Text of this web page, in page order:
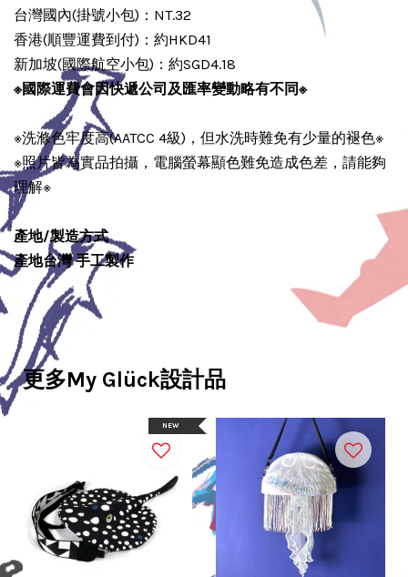
台灣國內(掛號小包)：NT.32
香港(順豐運費到付)：約HKD41
新加坡(國際航空小包)：約SGD4.18
※國際運費會因快遞公司及匯率變動略有不同※
※洗滌色牢度高(AATCC 4級)，但水洗時難免有少量的褪色※
※照片皆為實品拍攝，電腦螢幕顯色難免造成色差，請能夠
理解※
產地/製造方式
產地台灣 手工製作
更多My Glück設計品
NEW